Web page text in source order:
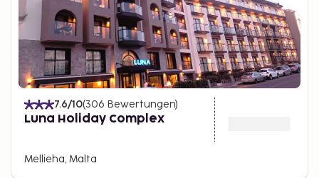
7.6/10(306 Bewertungen)
Luna Holiday Complex
Mellieha, Malta